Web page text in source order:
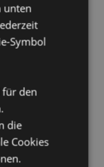
Puckator
für
unten
Symbol
für den
die
Cookies